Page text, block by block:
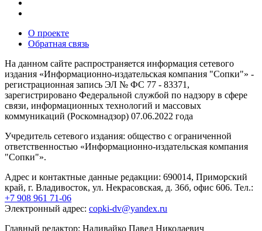
О проекте
Обратная связь
На данном сайте распространяется информация сетевого
издания «Информационно-издательская компания "Сопки"» -
регистрационная запись ЭЛ № ФС 77 - 83371,
зарегистрировано Федеральной службой по надзору в сфере
связи, информационных технологий и массовых
коммуникаций (Роскомнадзор) 07.06.2022 года
Учредитель сетевого издания: общество с ограниченной
ответственностью «Информационно-издательская компания
"Сопки"».
Адрес и контактные данные редакции: 690014, Приморский
край, г. Владивосток, ул. Некрасовская, д. 36б, офис 606. Тел.:
+7 908 961 71-06
Электронный адрес: copki-dv@yandex.ru
Главный редактор: Наливайко Павел Николаевич